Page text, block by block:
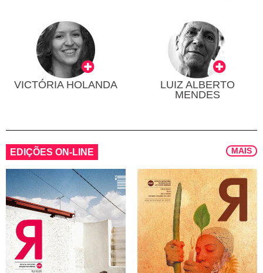
VICTÓRIA HOLANDA
LUIZ ALBERTO
MENDES
EDIÇÕES ON-LINE MAIS